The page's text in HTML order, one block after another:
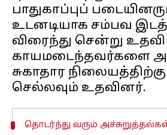
பாதுகாப்புப்
உடனடியாக சம்பவ
விரைந்து சென்று
காயமடைந்தவர்களை
சுகாதார
தொடர்ந்து வரும்